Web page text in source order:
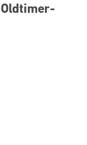
Oldtimer-